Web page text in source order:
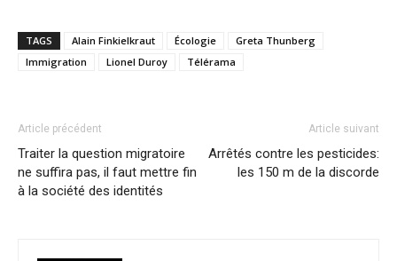
TAGS Alain Finkielkraut Écologie
Greta Thunberg
Immigration
Lionel Duroy Télérama
Article précédent
Traiter la question migratoire
ne suffira pas, il faut mettre fin
à la société des identités
Article suivant
Arrêtés contre les pesticides:
les 150 m de la discorde